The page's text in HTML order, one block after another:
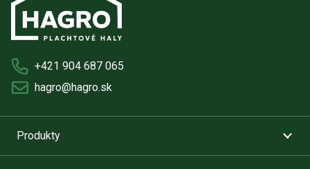
+421 904 687 065
hagro@hagro.sk
Produkty